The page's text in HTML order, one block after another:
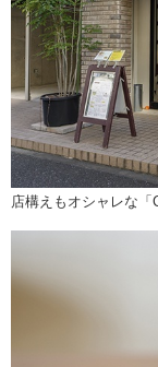
店構えもオシャレな「